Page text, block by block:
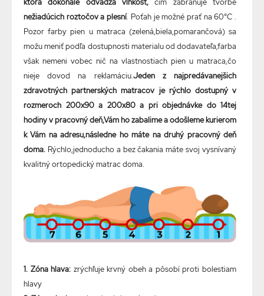
ktorá dokonale odvádza vlhkosť, čím zabraňuje tvorbe
nežiadúcich roztočov a plesní. Poťah je možné prať na 60°C .
Pozor farby pien u matraca (zelená,biela,pomarančová) sa
možu meniť podľa dostupnosti materialu od dodavateľa,farba
však nemeni vobec nič na vlastnostiach pien u matraca,čo
nieje dovod na reklamáciu.Jeden z najpredávanejšich
zdravotných partnerských matracov je rýchlo dostupný v
rozmeroch 200x90 a 200x80 a pri objednávke do 14tej
hodiny v pracovný deň,Vám ho zabalime a odošleme kurierom
k Vám na adresu,následne ho máte na druhý pracovný deň
doma. Rýchlo,jednoducho a bez čakania máte svoj vysnívaný
kvalitný ortopedický matrac doma.
1. Zóna hlava: zrýchľuje krvný obeh a pôsobí proti bolestiam
hlavy